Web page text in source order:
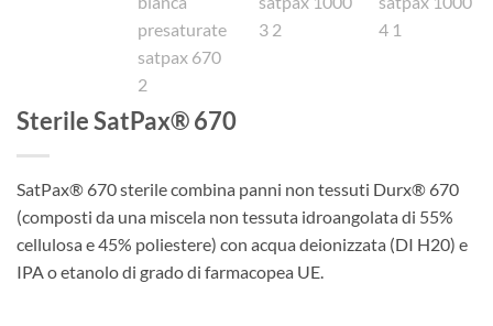
Sterile SatPax® 670
SatPax® 670 sterile combina panni non tessuti Durx® 670
(composti da una miscela non tessuta idroangolata di 55%
cellulosa e 45% poliestere) con acqua deionizzata (DI H20) e
IPA o etanolo di grado di farmacopea UE.